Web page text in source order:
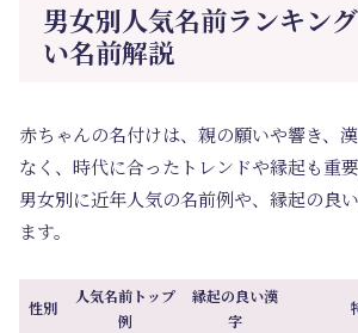
男女別人気名前ランキン
い名前解説
赤ちゃんの名付けは、親の願いや響き、
なく、時代に合ったトレンドや縁起も重要
男女別に近年人気の名前例や、縁起の良
ます。
性別
人気名前トップ
例
縁起の良い漢
字